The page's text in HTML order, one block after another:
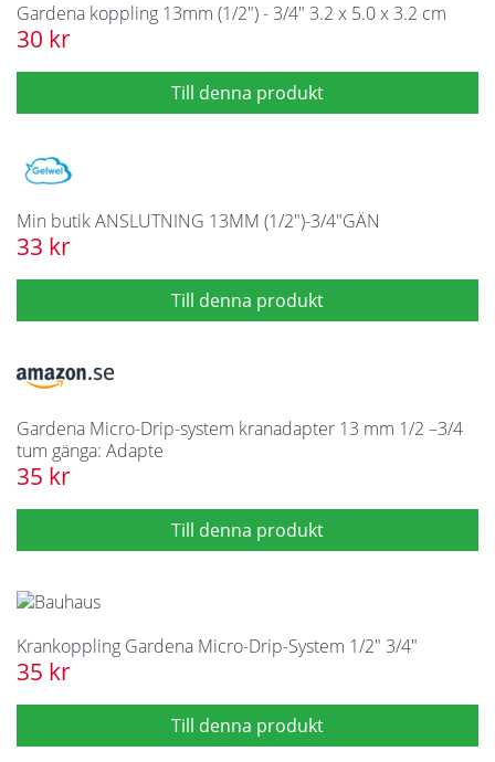
Gardena koppling 13mm (1/2") - 3/4" 3.2 x 5.0 x 3.2 cm
30 kr
Min butik ANSLUTNING 13MM (1/2")-3/4"GÄN
33 kr
Gardena Micro-Drip-system kranadapter 13 mm 1/2 –3/4
tum gänga: Adapte
35 kr
Krankoppling Gardena Micro-Drip-System 1/2" 3/4"
35 kr